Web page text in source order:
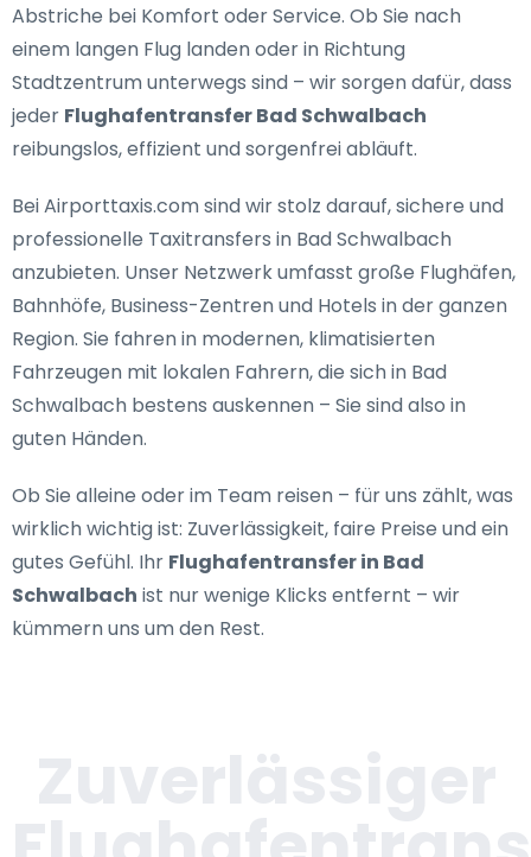
Abstriche bei Komfort oder Service. Ob Sie nach
einem langen Flug landen oder in Richtung
Stadtzentrum unterwegs sind – wir sorgen dafür, dass
jeder Flughafentransfer Bad Schwalbach
reibungslos, effizient und sorgenfrei abläuft.
Bei Airporttaxis.com sind wir stolz darauf,sichere und
professionelle Taxitransfers in Bad Schwalbach
anzubieten. Unser Netzwerk umfasst große Flughäfen,
Bahnhöfe, Business-Zentren und Hotels in der ganzen
Region. Sie fahren in modernen, klimatisierten
Fahrzeugen mit lokalen Fahrern, die sich in Bad
Schwalbach bestens auskennen – Sie sind also in
guten Händen.
Ob Sie alleine oder im Team reisen – für uns zählt, was
wirklich wichtig ist: Zuverlässigkeit, faire Preise und ein
gutes Gefühl. Ihr Flughafentransfer in Bad
Schwalbach ist nur wenige Klicks entfernt – wir
kümmern uns um den Rest.